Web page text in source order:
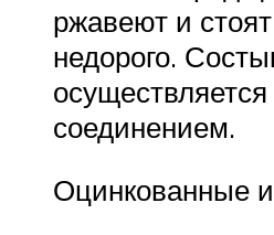
ржавеют и
недорого.
соединением.
Оцинкованные